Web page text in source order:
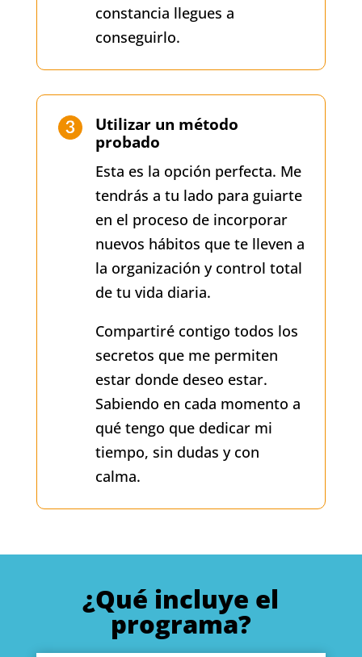
constancia llegues a
conseguirlo.
Utilizar un método
probado
Esta es la opción perfecta. Me
tendrás a tu lado para guiarte
en el proceso de incorporar
nuevos hábitos que te lleven a
la organización y control total
de tu vida diaria.
Compartiré contigo todos los
secretos que me permiten
estar donde deseo estar.
Sabiendo en cada momento a
qué tengo que dedicar mi
tiempo, sin dudas y con
calma.
¿Qué incluye el
programa?